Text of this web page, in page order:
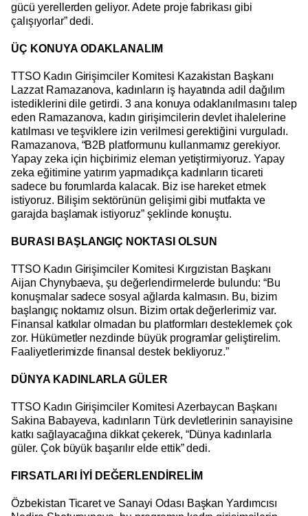
gücü yerellerden geliyor. Adete proje fabrikası gibi
çalışıyorlar” dedi.
ÜÇ KONUYA ODAKLANALIM
TTSO Kadın Girişimciler Komitesi Kazakistan Başkanı
Lazzat Ramazanova, kadınların iş hayatında adil dağılım
istediklerini dile getirdi. 3 ana konuya odaklanılmasını talep
eden Ramazanova, kadın girişimcilerin devlet ihalelerine
katılması ve teşviklere izin verilmesi gerektiğini vurguladı.
Ramazanova, “B2B platformunu kullanmamız gerekiyor.
Yapay zeka için hiçbirimiz eleman yetiştirmiyoruz. Yapay
zeka eğitimine yatırım yapmadıkça kadınların ticareti
sadece bu forumlarda kalacak. Biz ise hareket etmek
istiyoruz. Bilişim sektörünün gelişimi gibi mutfakta ve
garajda başlamak istiyoruz” şeklinde konuştu.
BURASI BAŞLANGIÇ NOKTASI OLSUN
TTSO Kadın Girişimciler Komitesi Kırgızistan Başkanı
Aijan Chynybaeva, şu değerlendirmelerde bulundu: “Bu
konuşmalar sadece sosyal ağlarda kalmasın. Bu, bizim
başlangıç noktamız olsun. Bizim ortak değerlerimiz var.
Finansal katkılar olmadan bu platformları desteklemek çok
zor. Hükümetler nezdinde büyük programlar geliştirelim.
Faaliyetlerimizde finansal destek bekliyoruz.”
DÜNYA KADINLARLA GÜLER
TTSO Kadın Girişimciler Komitesi Azerbaycan Başkanı
Sakina Babayeva, kadınların Türk devletlerinin sanayisine
katkı sağlayacağına dikkat çekerek, “Dünya kadınlarla
güler. Çok büyük başarılır elde ettik” dedi.
FIRSATLARI İYİ DEĞERLENDİRELİM
Özbekistan Ticaret ve Sanayi Odası Başkan Yardımcısı